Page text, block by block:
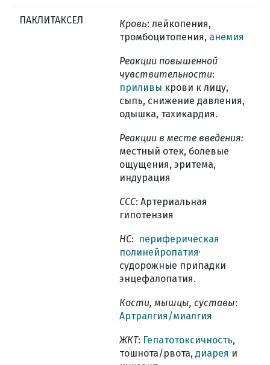
ПАКЛИТАКСЕЛ Кровь: лейкопения,
тромбоцитопения, анемия
Реакции повышенной
чувствительности:
приливы крови к лицу,
сыпь, снижение давления,
одышка, тахикардия.
Реакции в месте введения:
местный отек, болевые
ощущения, эритема,
индурация
ССС: Артериальная
гипотензия
НС: периферическая
полинейропатия ,
судорожные припадки
энцефалопатия.
Кости, мышцы, суставы:
Артралгия/миалгия
ЖКТ: Гепатотоксичность,
тошнота/рвота, диарея и